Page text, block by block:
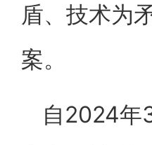
盾、技术为
案。
自2024年